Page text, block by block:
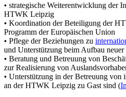
• strategische Weiterentwicklung der
HTWK Leipzig
• Koordination der Beteiligung der
Programm der Europäischen Union
• Pflege der Beziehungen zu
und Unterstützung beim Aufbau
• Beratung und Betreuung von
zur Realisierung von
• Unterstützung in der Betreuung von
an der HTWK Leipzig zu Gast sind (